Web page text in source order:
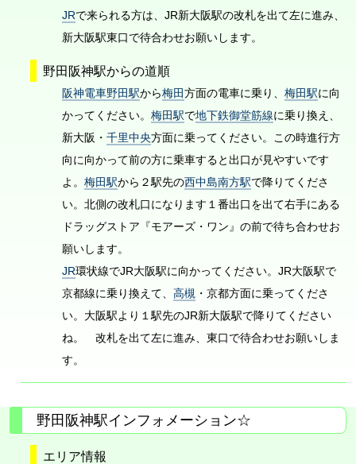
JRで来られる方は、JR新大阪駅の改札を出て左に進み、
新大阪駅東口で待合わせお願いします。
野田阪神駅からの道順
阪神電車野田駅から梅田方面の電車に乗り、 梅田駅に向
かってください。 梅田駅で地下鉄御堂筋線に乗り換え、
新大阪・ 千里中央方面に乗ってください。この時進行方
向に向かって前の方に乗車すると出口が見やすいです
よ。 梅田駅から２駅先の西中島南方駅で降りてくださ
い。北側の改札口になります１番出口を出て右手にある
ドラッグストア『モアーズ・ワン』の前で待ち合わせお
願いします。
JR環状線でJR大阪駅に向かってください。JR大阪駅で
京都線に乗り換えて、 高槻 ・京都方面に乗ってくださ
い。大阪駅より１駅先のJR新大阪駅で降りてください
ね。 改札を出て左に進み、東口で待合わせお願いしま
す。
野田阪神駅インフォメーション☆
エリア情報